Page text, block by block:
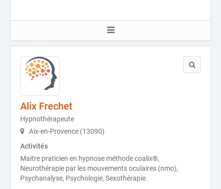
Alix Frechet
Hypnothérapeute
Aix-en-Provence (13090)
Activités
Maitre praticien en hypnose méthode coalix®,
Neurothérapie par les mouvements oculaires (nmo),
Psychanalyse, Psychologie, Sexothérapie.